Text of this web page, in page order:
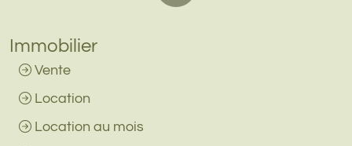
Immobilier
Vente
Location
Location au mois